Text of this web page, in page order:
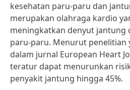
kesehatan paru-paru dan
merupakan olahraga kardio
meningkatkan denyut jantung
paru-paru. Menurut penelitian
dalam jurnal European Heart
teratur dapat menurunkan
penyakit jantung hingga 45%.